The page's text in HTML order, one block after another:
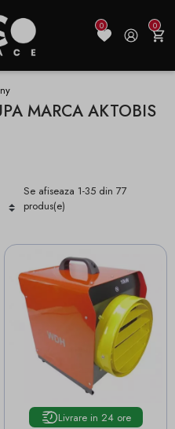
0 0
MARCA AKTOBIS
Se afiseaza 1-35 din 77
produs(e)
Livrare in 24 ore